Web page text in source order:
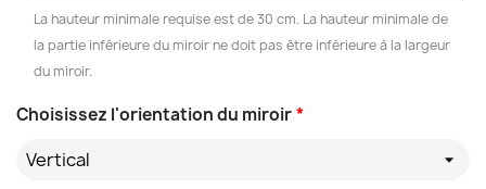
La hauteur minimale requise est de 30 cm. La hauteur minimale de
la partie inférieure du miroir ne doit pas être inférieure à la largeur
du miroir.
*
Choisissez l'orientation du miroir
Vertical